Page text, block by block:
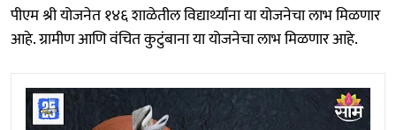
पीएम श्री योजनेत १४६ शाळेतील विद्यार्थ्यांना या योजनेचा लाभ मिळणार
आहे. ग्रामीण आणि वंचित कुटुंबाना या योजनेचा लाभ मिळणार आहे.